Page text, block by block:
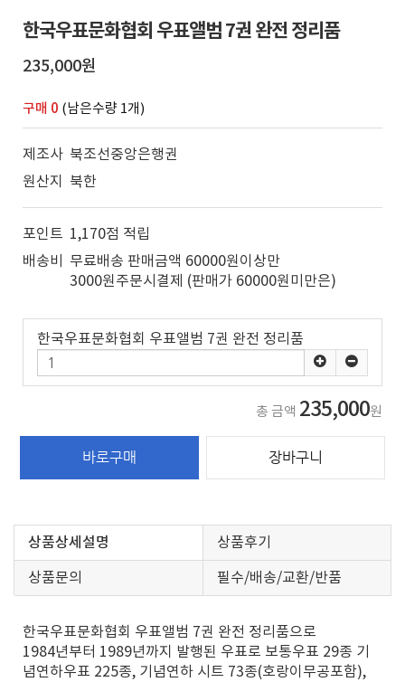
한국우표문화협회 우표앨범 7권 완전 정리품
235,000원
구매 0 (남은수량 1개)
제조사 북조선중앙은행권
원산지
북한
포인트 1,170점 적립
배송비
무료배송 판매금액 60000원이상만
3000원주문시결제 (판매가 60000원미만은)
한국우표문화협회 우표앨범 7권 완전 정리품
총 금액 235,000원
상품상세설명 상품후기
상품문의 필수/배송/교환/반품
한국우표문화협회 우표앨범 7권 완전 정리품으로
1984년부터 1989년까지 발행된 우표로 보통우표 29종 기
념연하우표 225종, 기념연하 시트 73종(호랑이무공포함),